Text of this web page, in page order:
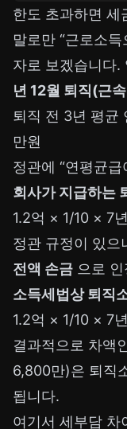
한도 초과하면 세
말로만 “근로소
자로 보겠습니다.
년 12월 퇴직(근
퇴직 전 3년 평균
만원
정관에 “연평균
회사가 지급하는
1.2억 × 1/10 × 7
정관 규정이 있
전액 손금 으로
소득세법상 퇴직
1.2억 × 1/10 × 7
결과적으로 차액
6,800만)은 퇴직
됩니다.
여기서 세부담 차